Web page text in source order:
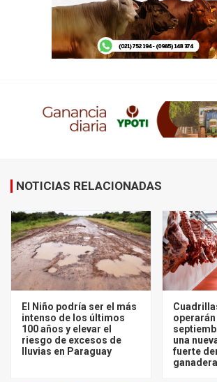
NOTICIAS RELACIONADAS
El Niño podría ser el más
intenso de los últimos
100 años y elevar el
riesgo de excesos de
lluvias en Paraguay
una
fuerte
ganadera